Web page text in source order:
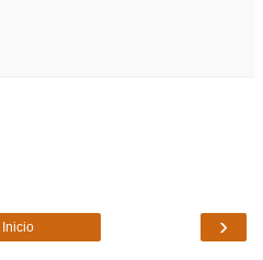
›
Inicio